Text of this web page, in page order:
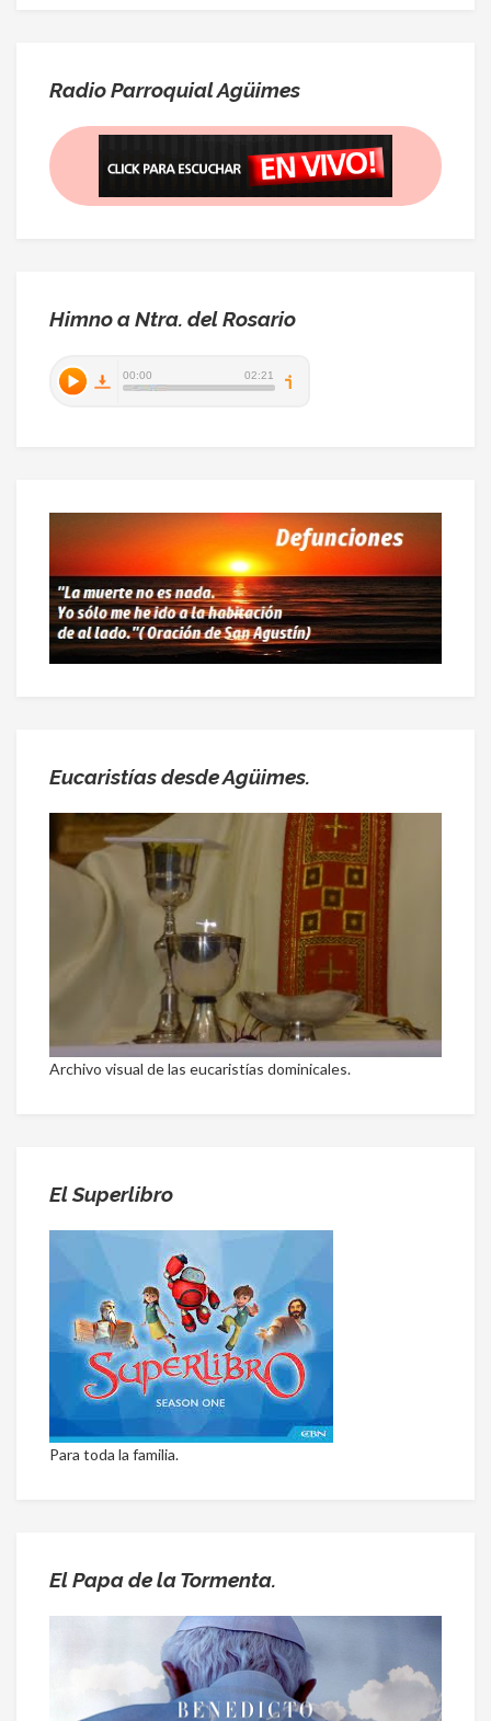
Radio Parroquial Agüimes
Himno a Ntra. del Rosario
Eucaristías desde Agüimes.
Archivo visual de las eucaristías dominicales.
El Superlibro
Para toda la familia.
El Papa de la Tormenta.